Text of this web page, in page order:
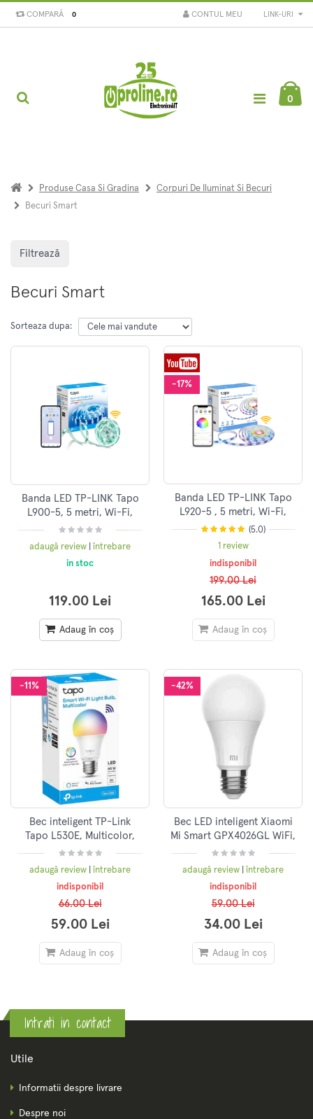
COMPARĂ 0 LINK-URI
CONTUL MEU
0
Produse Casa Si Gradina
Corpuri De Iluminat Si Becuri
Becuri Smart
Filtrează
Becuri Smart
Sorteaza dupa:
Banda LED TP-LINK Tapo
L900-5, 5 metri, Wi-Fi,
multicolora
adaugă review |întrebare
in stoc
119.00 Lei
Adaug în coș
-17%
Banda LED TP-LINK Tapo
L920-5 , 5 metri, Wi-Fi,
multicolora, inteligenta
(5.0)
1 review
indisponibil
199.00 Lei
165.00 Lei
Adaug în coș
-11%
Bec inteligent TP-Link
Tapo L530E, Multicolor,
Wi-Fi 2.4GHz, 806 Lumeni,
E27, smart
adaugă review
întrebare
indisponibil
66.00 Lei
59.00 Lei
Adaug în coș
-42%
Bec LED inteligent Xiaomi
Mi Smart GPX4026GL WiFi,
E27, 8W, 810 lm, lumina
alba calda (2700K)
adaugă review
întrebare
indisponibil
59.00 Lei
34.00 Lei
Adaug în coș
Intrati in contact
Utile
Informatii despre livrare
Despre noi